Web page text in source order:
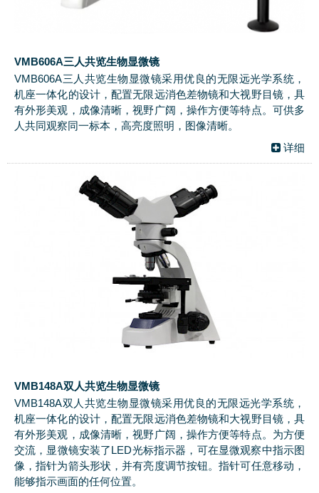
VMB606A三人共览生物显微镜
VMB606A三人共览生物显微镜采用优良的无限远光学系统，
机座一体化的设计，配置无限远消色差物镜和大视野目镜，具
有外形美观，成像清晰，视野广阔，操作方便等特点。可供多
人共同观察同一标本，高亮度照明，图像清晰。
详细
VMB148A双人共览生物显微镜
VMB148A双人共览生物显微镜采用优良的无限远光学系统，
机座一体化的设计，配置无限远消色差物镜和大视野目镜，具
有外形美观，成像清晰，视野广阔，操作方便等特点。为方便
交流，显微镜安装了LED光标指示器，可在显微观察中指示图
像，指针为箭头形状，并有亮度调节按钮。指针可任意移动，
能够指示画面的任何位置。